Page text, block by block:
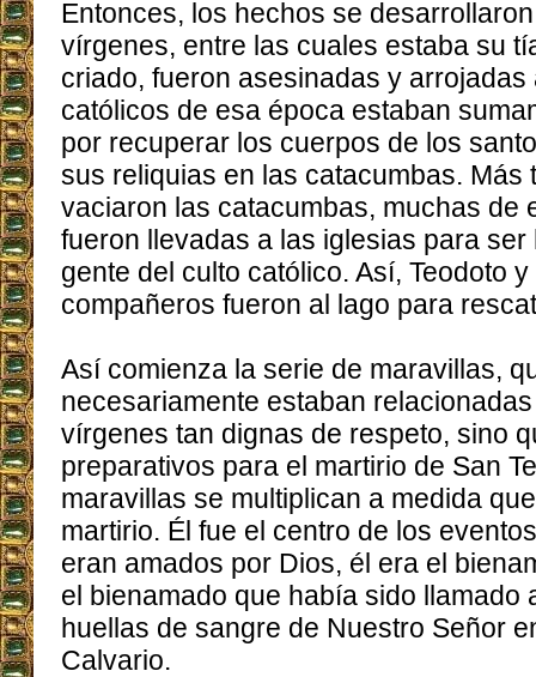
Entonces, los hechos se
vírgenes, entre las cuales estaba su
criado, fueron asesinadas y arrojadas
católicos de esa época estaban
por recuperar los cuerpos de los
sus reliquias en las catacumbas. Más
vaciaron las catacumbas, muchas de
fueron llevadas a las iglesias para
gente del culto católico. Así, Teodoto
compañeros fueron al lago para
Así comienza la serie de maravillas,
necesariamente estaban
vírgenes tan dignas de respeto, sino
preparativos para el martirio de San
maravillas se multiplican a medida
martirio. Él fue el centro de los
eran amados por Dios, él era el
el bienamado que había sido llamado
huellas de sangre de Nuestro Señor
Calvario.